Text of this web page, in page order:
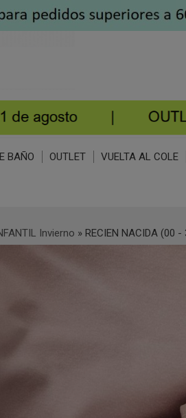
BAÑO OUTLET VUELTA AL COLE
Invierno » RECIEN NACIDA (00